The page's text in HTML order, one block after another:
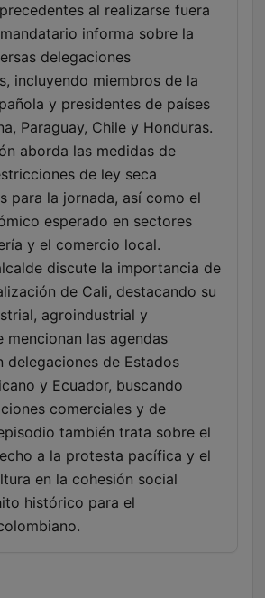
al realizarse fuera
informa sobre la
delegaciones
incluyendo miembros de la
y presidentes de países
Paraguay, Chile y Honduras.
aborda las medidas de
de ley seca
para la jornada, así como el
esperado en sectores
y el comercio local.
discute la importancia de
de Cali, destacando su
agroindustrial y
mencionan las agendas
delegaciones de Estados
y Ecuador, buscando
comerciales y de
también trata sobre el
a la protesta pacífica y el
en la cohesión social
histórico para el